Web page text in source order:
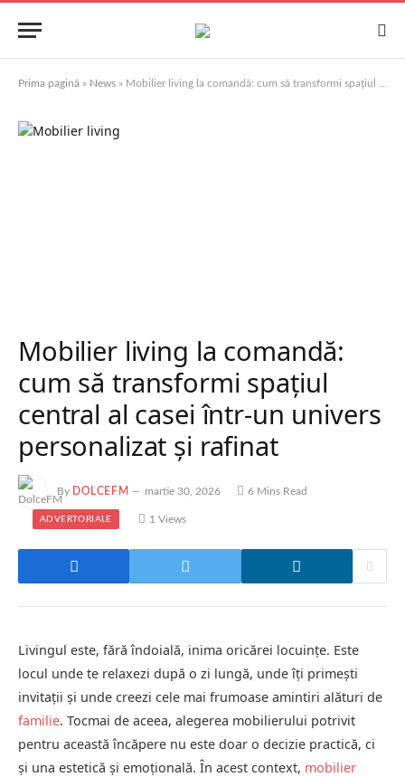
Prima pagină » News » Mobilier living la comandă: cum să transformi spațiul central al casei într-un univers personalizat și rafinat
Mobilier living la comandă:
cum să transformi spațiul
central al casei într-un univers
personalizat și rafinat
By DOLCEFM martie 30, 2026 6 Mins Read
ADVERTORIALE 1 Views
Livingul este, fără îndoială, inima oricărei locuințe. Este
locul unde te relaxezi după o zi lungă, unde îți primești
invitații și unde creezi cele mai frumoase amintiri alături de
familie. Tocmai de aceea, alegerea mobilierului potrivit
pentru această încăpere nu este doar o decizie practică, ci
și una estetică și emoțională. În acest context, mobilier